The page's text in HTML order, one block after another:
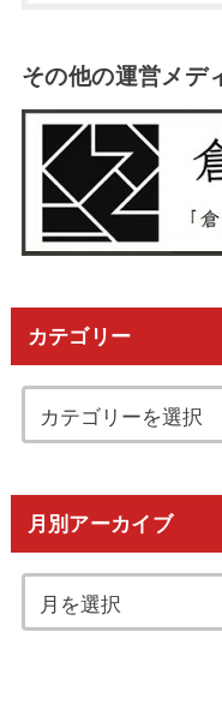
その他の運営メデ
カテゴリー
月別アーカイブ